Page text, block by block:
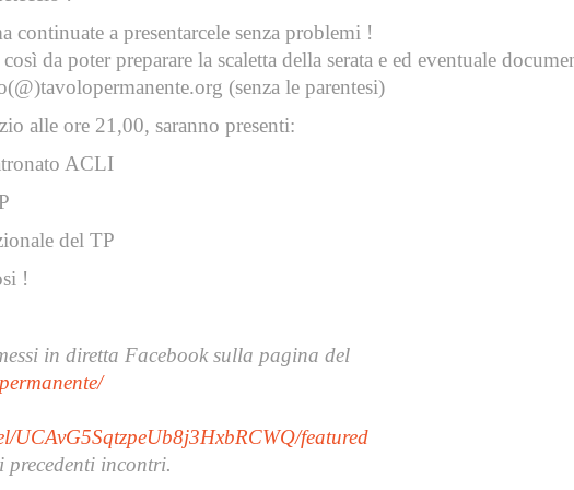
continuate a presentarcele senza problemi !
da poter preparare la scaletta della serata e ed eventuale
(senza le parentesi)
alle ore 21,00, saranno presenti:
ACLI
del TP
!
in diretta Facebook sulla pagina del
UCAvG5SqtzpeUb8j3HxbRCWQ/featured
precedenti incontri.